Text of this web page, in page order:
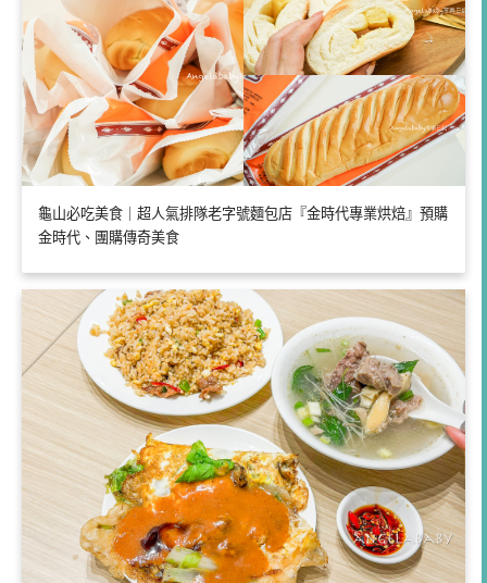
龜山必吃美食｜超人氣排隊老字號麵包店『金時代專業烘焙』預購
金時代、團購傳奇美食